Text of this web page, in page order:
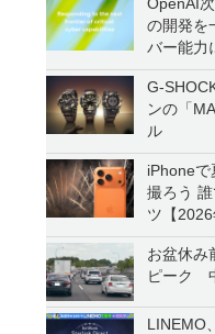
の開発
バー能力
G-
ンの「
ル
iPhoneで
撮ろう
ツ【2026
お盆休み
ピーク
LINEMO